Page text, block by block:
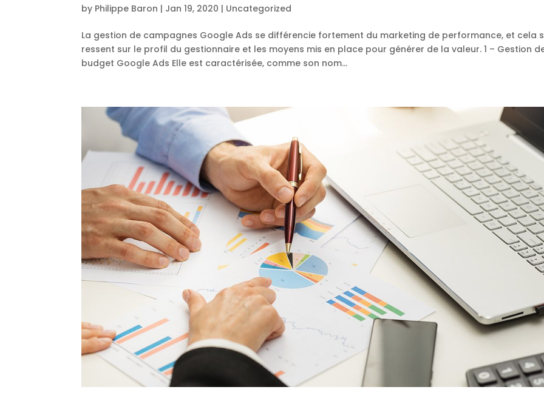
by Philippe Baron | Jan 19, 2020 | Uncategorized
La gestion de campagnes Google Ads se différencie fortement du marketing de performance, et cela
ressent sur le profil du gestionnaire et les moyens mis en place pour générer de la valeur. 1 – Gestion
budget Google Ads Elle est caractérisée, comme son nom...